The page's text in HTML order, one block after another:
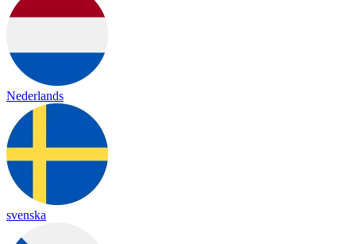
Nederlands
svenska